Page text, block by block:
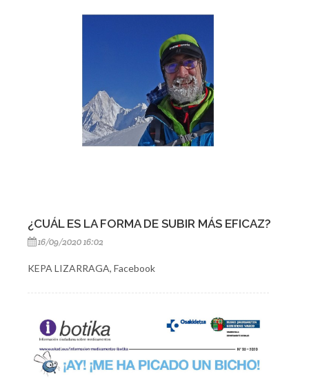
¿CUÁL ES LA FORMA DE SUBIR MÁS EFICAZ?
16/09/2020 16:02
KEPA LIZARRAGA, Facebook